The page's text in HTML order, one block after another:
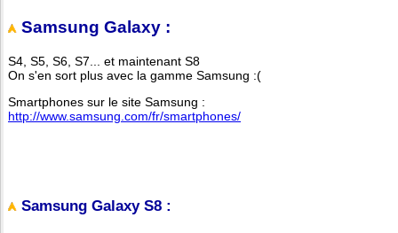
Samsung Galaxy :
S4, S5, S6, S7... et maintenant S8
On s'en sort plus avec la gamme Samsung :(
Smartphones sur le site Samsung :
http://www.samsung.com/fr/smartphones/
Samsung Galaxy S8 :